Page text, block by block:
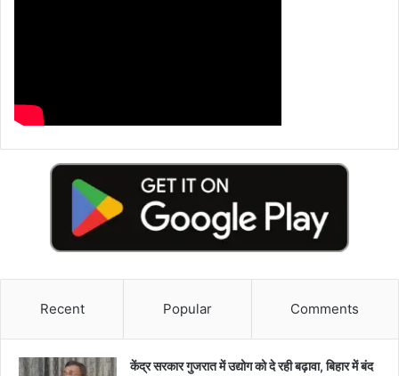
Recent Popular Comments
केंद्र सरकार गुजरात में उद्योग को दे रही बढ़ावा, बिहार में बंद